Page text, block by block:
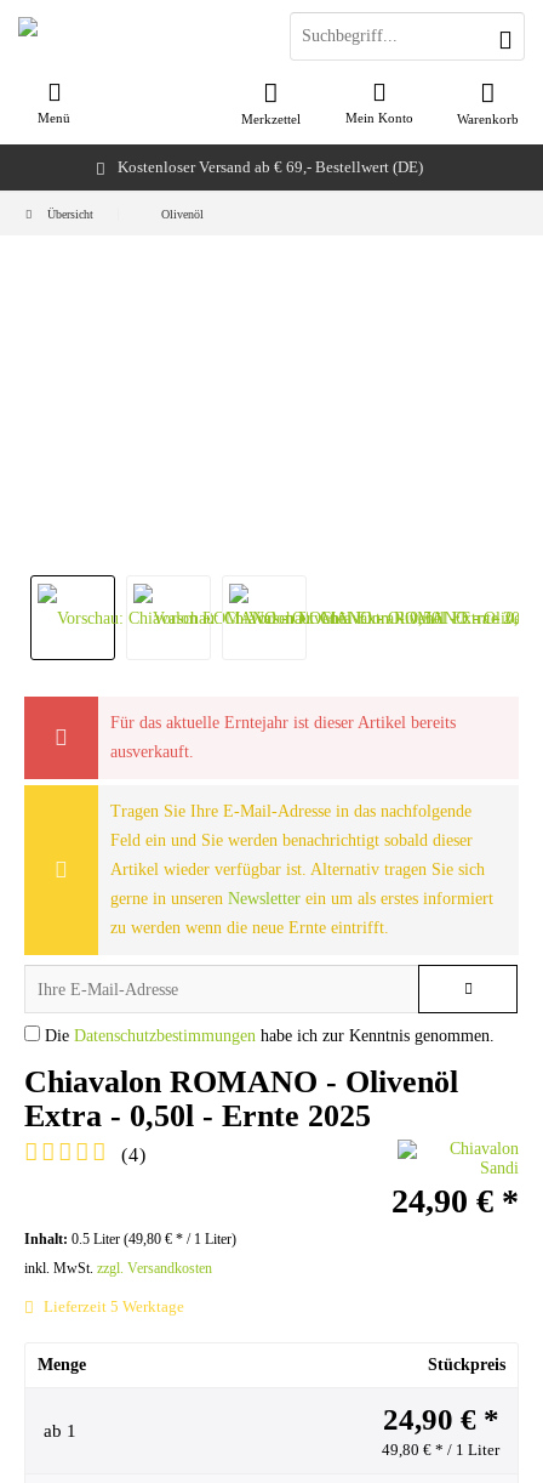
Kostenloser Versand ab € 69,- Bestellwert (DE)
Warenkorb
Merkzettel Mein Konto
Menü
Übersicht Olivenöl
Für das aktuelle Erntejahr ist dieser Artikel bereits
ausverkauft.
Tragen Sie Ihre E-Mail-Adresse in das nachfolgende
Feld ein und Sie werden benachrichtigt sobald dieser
Artikel wieder verfügbar ist. Alternativ tragen Sie sich
gerne in unserenNewsletter ein um als erstes informiert
zu werden wenn die neue Ernte eintrifft.
Die Datenschutzbestimmungen habe ich zur Kenntnis genommen.
Chiavalon ROMANO - Olivenöl
Extra - 0,50l - Ernte 2025
(4)
24,90 € *
Inhalt: 0.5 Liter (49,80 € * / 1 Liter)
inkl. MwSt. zzgl. Versandkosten
Lieferzeit 5 Werktage
Menge Stückpreis
ab 1 24,90 € *
49,80 € * / 1 Liter